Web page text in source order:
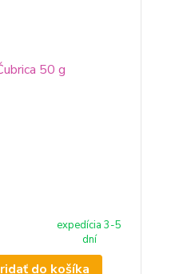
expedícia 3-5
dní
do košíka